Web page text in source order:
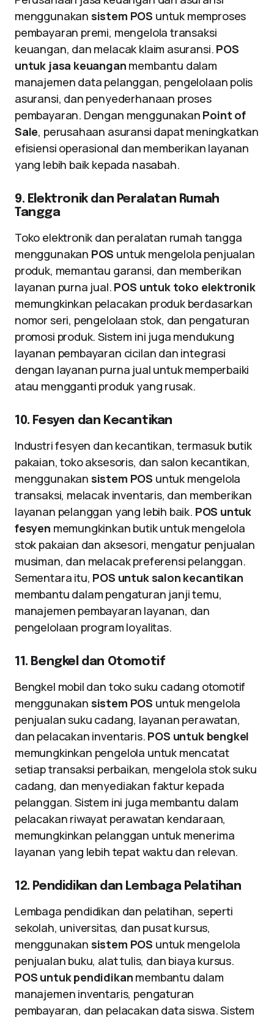
menggunakan sistem POS untuk memproses
pembayaran premi, mengelola transaksi
keuangan, dan melacak klaim asuransi. POS
untuk jasa keuangan membantu dalam
manajemen data pelanggan, pengelolaan polis
asuransi, dan penyederhanaan proses
pembayaran. Dengan menggunakan Point of
Sale, perusahaan asuransi dapat meningkatkan
efisiensi operasional dan memberikan layanan
yang lebih baik kepada nasabah.
9. Elektronik dan Peralatan Rumah
Tangga
Toko elektronik dan peralatan rumah tangga
menggunakan POS untuk mengelola penjualan
produk, memantau garansi, dan memberikan
layanan purna jual. POS untuk toko elektronik
memungkinkan pelacakan produk berdasarkan
nomor seri, pengelolaan stok, dan pengaturan
promosi produk. Sistem ini juga mendukung
layanan pembayaran cicilan dan integrasi
dengan layanan purna jual untuk memperbaiki
atau mengganti produk yang rusak.
10. Fesyen dan Kecantikan
Industri fesyen dan kecantikan, termasuk butik
pakaian, toko aksesoris, dan salon kecantikan,
menggunakan sistem POS untuk mengelola
transaksi, melacak inventaris, dan memberikan
layanan pelanggan yang lebih baik. POS untuk
fesyen memungkinkan butik untuk mengelola
stok pakaian dan aksesori, mengatur penjualan
musiman, dan melacak preferensi pelanggan.
Sementara itu, POS untuk salon kecantikan
membantu dalam pengaturan janji temu,
manajemen pembayaran layanan, dan
pengelolaan program loyalitas.
11. Bengkel dan Otomotif
Bengkel mobil dan toko suku cadang otomotif
menggunakan sistem POS untuk mengelola
penjualan suku cadang, layanan perawatan,
dan pelacakan inventaris. POS untuk bengkel
memungkinkan pengelola untuk mencatat
setiap transaksi perbaikan, mengelola stok suku
cadang, dan menyediakan faktur kepada
pelanggan. Sistem ini juga membantu dalam
pelacakan riwayat perawatan kendaraan,
memungkinkan pelanggan untuk menerima
layanan yang lebih tepat waktu dan relevan.
12. Pendidikan dan Lembaga Pelatihan
Lembaga pendidikan dan pelatihan, seperti
sekolah, universitas, dan pusat kursus,
menggunakan sistem POS untuk mengelola
penjualan buku, alat tulis, dan biaya kursus.
POS untuk pendidikan membantu dalam
manajemen inventaris, pengaturan
pembayaran, dan pelacakan data siswa. Sistem